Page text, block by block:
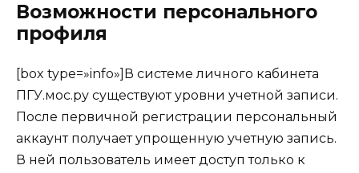
Возможности персонального
профиля
[box type=»info»]В системе личного кабинета
ПГУ.мос.ру существуют уровни учетной записи.
После первичной регистрации персональный
аккаунт получает упрощенную учетную запись.
В ней пользователь имеет доступ только к